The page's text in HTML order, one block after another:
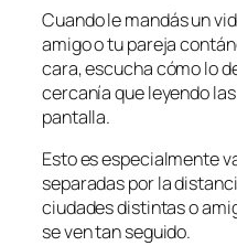
Cuando le mandás un
amigo o tu pareja
cara, escucha cómo lo
cercanía que leyendo
pantalla.
Esto es especialmente
separadas por la
ciudades distintas o
se ven tan seguido.